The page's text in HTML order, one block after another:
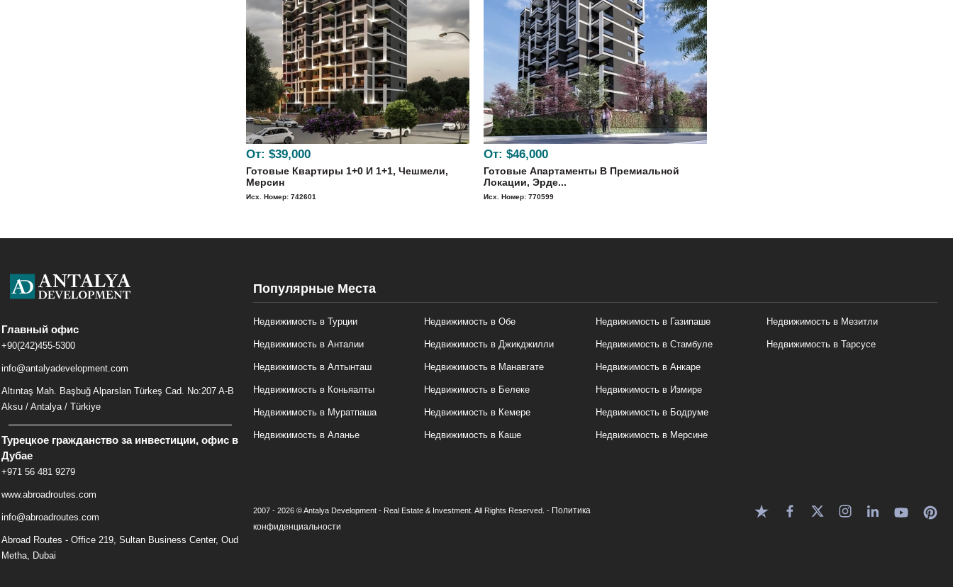
От: $39,000
Готовые Квартиры 1+0 И 1+1, Чешмели,
Мерсин
Исх. Номер: 742601
От: $46,000
Готовые Апартаменты В Премиальной
Локации, Эрде...
Исх. Номер: 770599
Главный офис
+90(242)455-5300
info@antalyadevelopment.com
Altıntaş Mah. Başbuğ Alparslan Türkeş Cad. No:207 A-B
Aksu / Antalya / Türkiye
Турецкое гражданство за инвестиции, офис в
Дубае
+971 56 481 9279
www.abroadroutes.com
info@abroadroutes.com
Abroad Routes - Office 219, Sultan Business Center, Oud
Metha, Dubai
Популярные Места
Недвижимость в Турции
Недвижимость в Анталии
Недвижимость в Алтынташ
Недвижимость в Коньяалты
Недвижимость в Муратпаша
Недвижимость в Аланье
Недвижимость в Обе
Недвижимость в Джикджилли
Недвижимость в Манавгате
Недвижимость в Белеке
Недвижимость в Кемере
Недвижимость в Каше
Недвижимость в Газипаше
Недвижимость в Стамбуле
Недвижимость в Анкаре
Недвижимость в Измире
Недвижимость в Бодруме
Недвижимость в Мерсине
Недвижимость в Мезитли
Недвижимость в Тарсусе
2007 - 2026 © Antalya Development - Real Estate & Investment. All Rights Reserved. - Политика
конфиденциальности